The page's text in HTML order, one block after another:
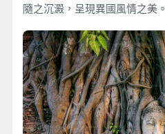
隨之沉澱，呈現異國風情之美。